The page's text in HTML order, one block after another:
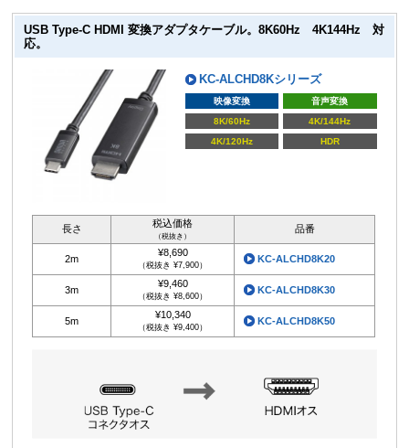
USB Type-C HDMI 変換アダプタケーブル。8K60Hz 4K144Hz 対
応。
KC-ALCHD8Kシリーズ
映像変換
音声変換
8K/60Hz
4K/144Hz
4K/120Hz
HDR
長さ 税込価格
（税抜き）
品番
2m
¥8,690
（税抜き ¥7,900）
KC-ALCHD8K20
3m
¥9,460
（税抜き ¥8,600）
KC-ALCHD8K30
5m
¥10,340
（税抜き ¥9,400）
KC-ALCHD8K50